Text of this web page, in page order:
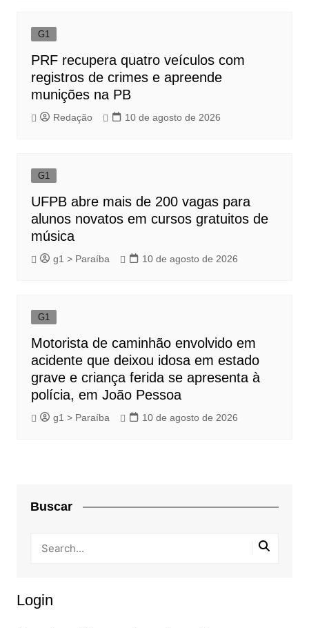
G1
PRF recupera quatro veículos com
registros de crimes e apreende
munições na PB
Redação 10 de agosto de 2026
G1
UFPB abre mais de 200 vagas para
alunos novatos em cursos gratuitos de
música
g1 > Paraíba 10 de agosto de 2026
G1
Motorista de caminhão envolvido em
acidente que deixou idosa em estado
grave e criança ferida se apresenta à
polícia, em João Pessoa
g1 > Paraíba 10 de agosto de 2026
Buscar
Login